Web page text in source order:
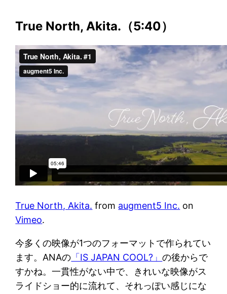
True North, Akita.（5:40）
True North, Akita. from augment5 Inc. on
Vimeo.
今多くの映像が1つのフォーマットで作られてい
ます。ANAの 「IS JAPAN COOL?」の後からで
すかね。一貫性がない中で、きれいな映像がス
ライドショー的に流れて、それっぽい感じにな